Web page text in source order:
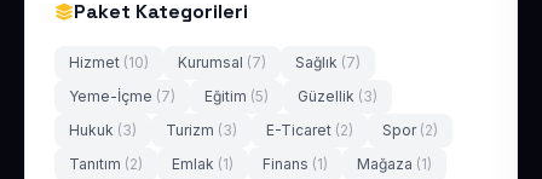
Paket Kategorileri
Hizmet (10) Kurumsal (7) Sağlık (7)
Yeme-İçme (7) Eğitim (5) Güzellik (3)
Hukuk (3) Turizm (3) E-Ticaret (2) Spor (2)
Tanıtım (2) Emlak (1) Finans (1) Mağaza (1)